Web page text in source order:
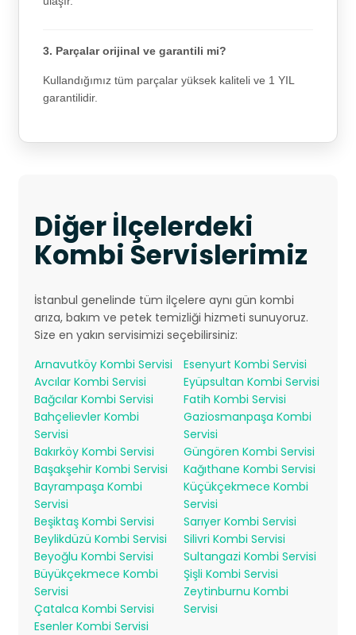
3. Parçalar orijinal ve garantili mi?
Kullandığımız tüm parçalar yüksek kaliteli ve 1 YIL
garantilidir.
Diğer İlçelerdeki
Kombi Servislerimiz
İstanbul genelinde tüm ilçelere aynı gün kombi
arıza, bakım ve petek temizliği hizmeti sunuyoruz.
Size en yakın servisimizi seçebilirsiniz:
Arnavutköy Kombi Servisi
Avcılar Kombi Servisi
Bağcılar Kombi Servisi
Bahçelievler Kombi
Servisi
Bakırköy Kombi Servisi
Başakşehir Kombi Servisi
Bayrampaşa Kombi
Servisi
Beşiktaş Kombi Servisi
Beylikdüzü Kombi Servisi
Beyoğlu Kombi Servisi
Büyükçekmece Kombi
Servisi
Çatalca Kombi Servisi
Esenler Kombi Servisi
Esenyurt Kombi Servisi
Eyüpsultan Kombi Servisi
Fatih Kombi Servisi
Gaziosmanpaşa Kombi
Servisi
Güngören Kombi Servisi
Kağıthane Kombi Servisi
Küçükçekmece Kombi
Servisi
Sarıyer Kombi Servisi
Silivri Kombi Servisi
Sultangazi Kombi Servisi
Şişli Kombi Servisi
Zeytinburnu Kombi
Servisi